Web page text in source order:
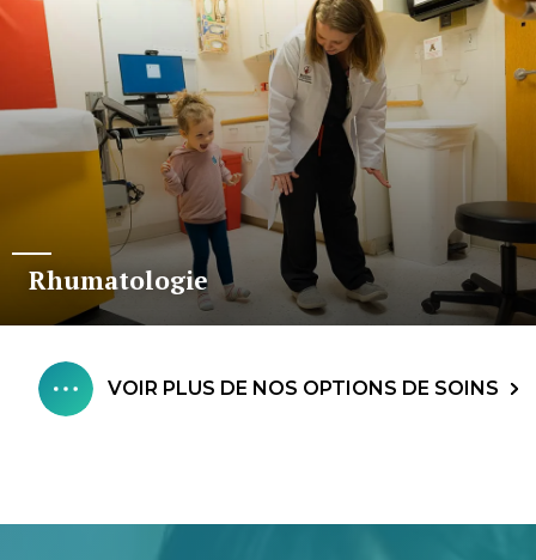
Rhumatologie
VOIR PLUS DE NOS OPTIONS DE SOINS